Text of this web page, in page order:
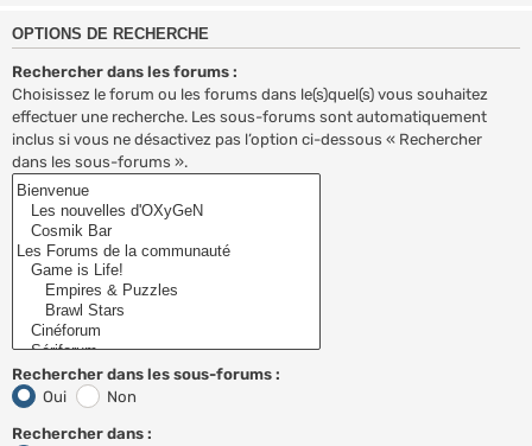
OPTIONS DE RECHERCHE
Rechercher dans les forums :
Choisissez le forum ou les forums dans le(s)quel(s) vous souhaitez
effectuer une recherche. Les sous-forums sont automatiquement
inclus si vous ne désactivez pas l’option ci-dessous « Rechercher
dans les sous-forums ».
Rechercher dans les sous-forums :
Oui
Non
Rechercher dans :